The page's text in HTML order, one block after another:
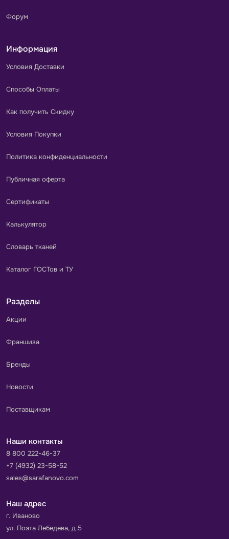
Форум
Информация
Условия Доставки
Способы Оплаты
Как получить Скидку
Условия Покупки
Политика конфиденциальности
Публичная оферта
Сертификаты
Калькулятор
Словарь тканей
Каталог ГОСТов и ТУ
Разделы
Акции
Франшиза
Бренды
Новости
Поставщикам
Наши контакты
8 800 222-46-37
+7 (4932) 23-58-52
sales@sarafanovo.com
Наш адрес
г. Иваново
ул. Поэта Лебедева, д.5